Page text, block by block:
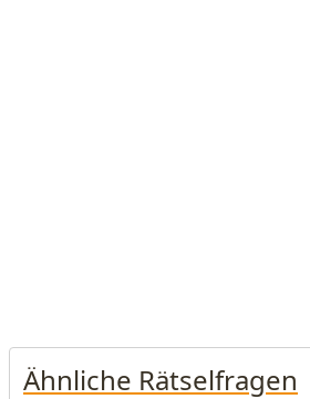
Ähnliche Rätselfragen